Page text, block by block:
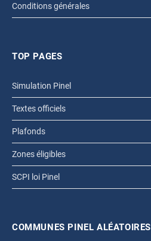
Conditions générales
TOP PAGES
Simulation Pinel
Textes officiels
Plafonds
Zones éligibles
SCPI loi Pinel
COMMUNES PINEL ALÉATOIRES